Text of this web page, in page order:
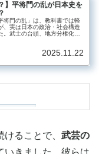
】平将門の乱が日本史を
将門の乱」は、教科書では軽
、実は日本の政治・社会構造
。武士の台頭、地方分権化の
2025.11.22
ることで、 武芸の
いきました。彼らは